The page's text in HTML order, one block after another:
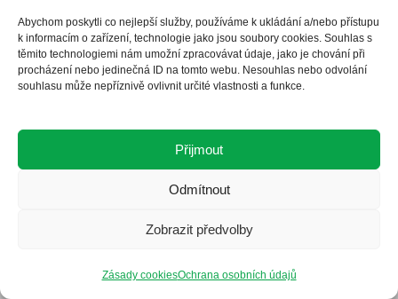
Abychom poskytli co nejlepší služby, používáme k ukládání a/nebo přístupu
k informacím o zařízení, technologie jako jsou soubory cookies. Souhlas s
těmito technologiemi nám umožní zpracovávat údaje, jako je chování při
procházení nebo jedinečná ID na tomto webu. Nesouhlas nebo odvolání
souhlasu může nepříznivě ovlivnit určité vlastnosti a funkce.
Přijmout
Odmítnout
Zobrazit předvolby
Zásady cookiesOchrana osobních údajů
Digitální ekonomika
Čistá mobilita
Rethink
Memorandum